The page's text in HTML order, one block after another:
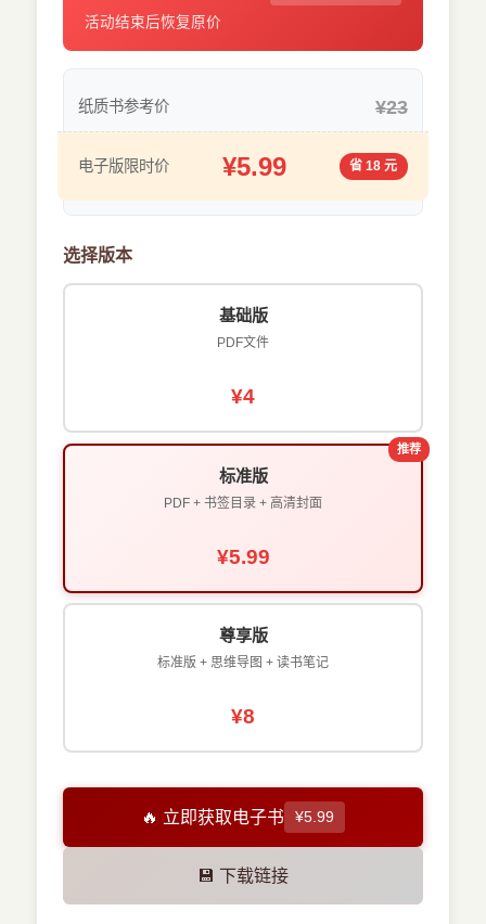
活动结束后恢复原价
纸质书参考价 ¥23
电子版限时价 ¥5.99 省 18 元
选择版本
基础版
PDF文件
¥4
推荐
标准版
PDF + 书签目录 + 高清封面
¥5.99
尊享版
标准版 + 思维导图 + 读书笔记
¥8
🔥 立即获取电子书 ¥5.99
💾 下载链接